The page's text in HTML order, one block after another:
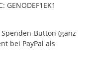
GENODEF1EK1
Button (ganz
bei PayPal als